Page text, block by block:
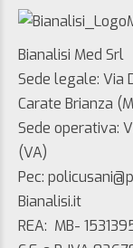
Bianalisi Med Srl
Sede legale: Via
Carate Brianza
Sede operativa:
(VA)
Pec:
Bianalisi.it
REA: MB-